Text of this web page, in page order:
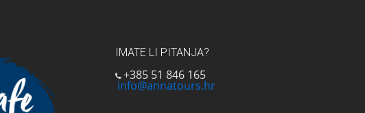
IMATE LI PITANJA?
+385 51 846 165
info@annatours.hr